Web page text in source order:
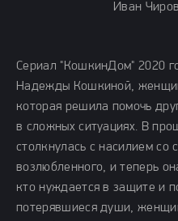
Иван
Сериал "КошкинДом" 2020
Надежды Кошкиной,
которая решила помочь
в сложных ситуациях. В
столкнулась с насилием со
возлюбленного, и теперь
кто нуждается в защите и
потерявшиеся души,